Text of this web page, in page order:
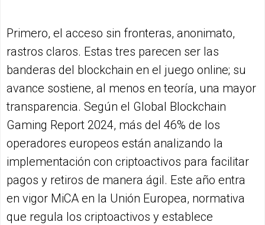
Primero, el acceso sin fronteras, anonimato,
rastros claros. Estas tres parecen ser las
banderas del blockchain en el juego online; su
avance sostiene, al menos en teoría, una mayor
transparencia. Según el Global Blockchain
Gaming Report 2024, más del 46% de los
operadores europeos están analizando la
implementación con criptoactivos para facilitar
pagos y retiros de manera ágil. Este año entra
en vigor MiCA en la Unión Europea, normativa
que regula los criptoactivos y establece